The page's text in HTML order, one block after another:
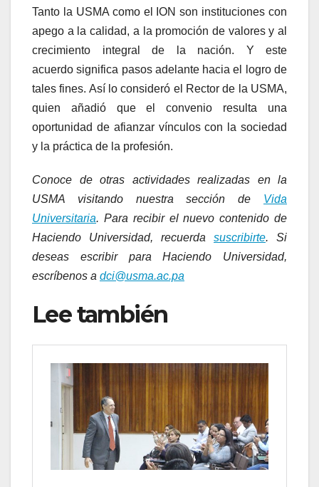
Tanto la USMA como el ION son instituciones con
apego a la calidad, a la promoción de valores y al
crecimiento integral de la nación. Y este
acuerdo significa pasos adelante hacia el logro de
tales fines. Así lo consideró el Rector de la USMA,
quien añadió que el convenio resulta una
oportunidad de afianzar vínculos con la sociedad
y la práctica de la profesión.
Conoce de otras actividades realizadas en la
USMA visitando nuestra sección de Vida
Universitaria. Para recibir el nuevo contenido de
Haciendo Universidad, recuerda suscribirte. Si
deseas escribir para Haciendo Universidad,
escríbenos a dci@usma.ac.pa
Lee también